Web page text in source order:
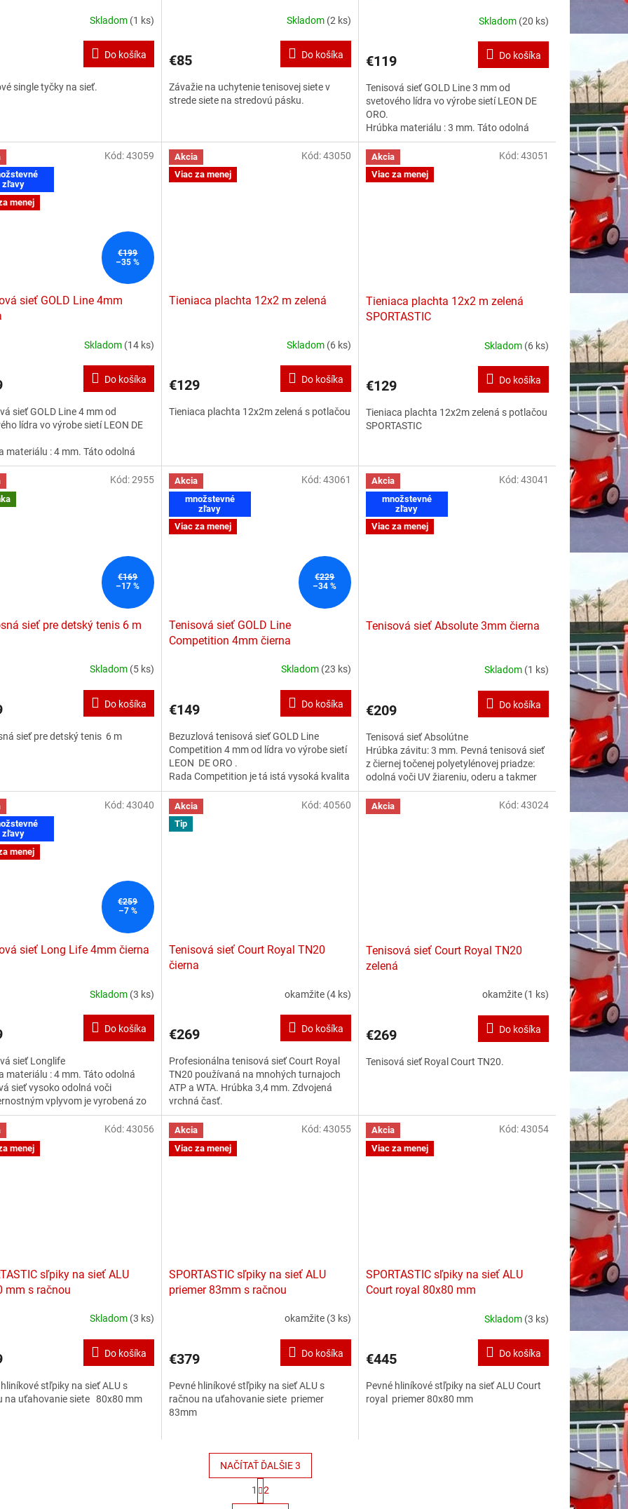
Skladom (1 ks)
Do košíka
single tyčky na sieť.
Skladom (2 ks)
€85 Do košíka
Závažie na uchytenie tenisovej siete v
strede siete na stredovú pásku.
Skladom (20 ks)
€119 Do košíka
Tenisová sieť GOLD Line 3 mm od
svetového lídra vo výrobe sietí LEON DE
ORO.
Hrúbka materiálu : 3 mm. Táto odolná
tenisová sieť vyrobená najmodernejšou
bez uzlovou technologiou z materiálu
PPHT je vysoko odolná voči
poveternostným vplyvom
zľavy
menej
€199
–35 %
sieť GOLD Line 4mm
Skladom (14 ks)
Do košíka
sieť GOLD Line 4 mm od
lídra vo výrobe sietí LEON DE
materiálu : 4 mm. Táto odolná
sieť vyrobená najmodernejšou
technologiou z materiálu
vysoko odolná voči
vplyvom
Kód:43059
Akcia
Viac za menej
Tieniaca plachta 12x2 m zelená
Skladom (6 ks)
€129 Do košíka
Tieniaca plachta 12x2m zelená s potlačou
Kód:43050
Akcia
Viac za menej
Tieniaca plachta 12x2 m zelená
SPORTASTIC
Skladom (6 ks)
€129 Do košíka
Tieniaca plachta 12x2m zelená s potlačou
SPORTASTIC
Kód:43051
€169
–17 %
sieť pre detský tenis 6 m
Skladom (5 ks)
Do košíka
sieť pre detský tenis 6 m
Kód:2955
Akcia
množstevné
zľavy
Viac za menej
€229
–34 %
Tenisová sieť GOLD Line
Competition 4mm čierna
Skladom (23 ks)
€149 Do košíka
Bezuzlová tenisová sieť GOLD Line
Competition 4 mm od lídra vo výrobe sietí
LEON DE ORO .
Rada Competition je tá istá vysoká kvalita
ako pri GOLD Line ale z lemom dookola
celej sieti pre lepšiu viditeľnosť siete.
Kód:43061
Akcia
množstevné
zľavy
Viac za menej
Tenisová sieť Absolute 3mm čierna
Skladom (1 ks)
€209 Do košíka
Tenisová sieť Absolútne
Hrúbka závitu: 3 mm. Pevná tenisová sieť
z čiernej točenej polyetylénovej priadze:
odolná voči UV žiareniu, oderu a takmer
bez absorpcie vody. Najviac namáhané sú
horné rady, preto sme v prvých 6 radoch
tejto siete použili dvojitý rad sietí. To
Kód:43041
zľavy
menej
€259
–7 %
sieť Long Life 4mm čierna
Skladom (3 ks)
Do košíka
sieť Longlife
materiálu : 4 mm. Táto odolná
sieť vysoko odolná voči
vplyvom je vyrobená zo
polyetylénovej priadze.
nás to!
Kód:43040
Akcia
Tip
Tenisová sieť Court Royal TN20
čierna
okamžite (4 ks)
€269 Do košíka
Profesionálna tenisová sieť Court Royal
TN20 používaná na mnohých turnajoch
ATP a WTA. Hrúbka 3,4 mm. Zdvojená
vrchná časť.
Kód:40560 Akcia
Tenisová sieť Court Royal TN20
zelená
okamžite (1 ks)
€269 Do košíka
Tenisová sieť Royal Court TN20.
Kód:43024
menej
sľpiky na sieť ALU
mm s račnou
Skladom (3 ks)
Do košíka
stľpiky na sieť ALU s
na uťahovanie siete 80x80 mm
Kód:43056
Akcia
Viac za menej
SPORTASTIC sľpiky na sieť ALU
priemer 83mm s račnou
okamžite (3 ks)
€379 Do košíka
Pevné hliníkové stľpiky na sieť ALU s
račnou na uťahovanie siete priemer
83mm
Kód:43055
Akcia
Viac za menej
SPORTASTIC sľpiky na sieť ALU
Court royal 80x80 mm
Skladom (3 ks)
€445 Do košíka
Pevné hliníkové stľpiky na sieť ALU Court
royal priemer 80x80 mm
Kód:43054
O
NAČÍTAŤ ĎALŠIE 3
S
t
1 2